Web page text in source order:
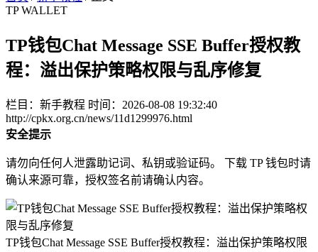
TP WALLET
TP钱包Chat Message SSE Buffer授权教
程：溢出保护策略权限与乱序修复
栏目：新手教程 时间：2026-08-08 19:32:40
http://cpkx.org.cn/news/11d1299976.html
安全提示
请勿向任何人泄露助记词、私钥或验证码。 下载 TP 钱包时请
确认来源可靠，授权签名前请确认内容。
TP钱包Chat Message SSE Buffer授权教程：溢出保护策略权限